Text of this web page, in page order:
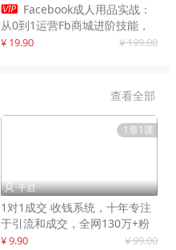
 Facebook成人用品实战：
从0到1运营Fb商城进阶技能，
快速提升订单转化与店铺收益
¥ 19.90 ¥ 199.00
查看全部
1章1课
 千启
1对1成交 收钱系统，十年专注
于引流和成交，全网130万+粉
丝
¥ 9.90 ¥ 99.00